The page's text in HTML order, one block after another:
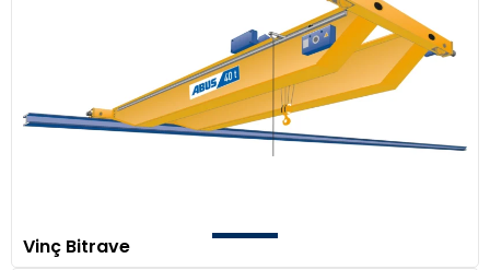
Vinç Bitrave